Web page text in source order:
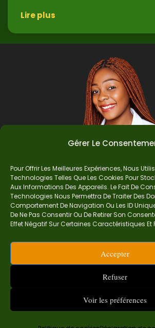
Gérer Le
Pour Offrir Les Meilleures Expériences, Nous
Technologies Telles Que Les Cookies Pour
Aux Informations Des Appareils. Le Fait De
Technologies Nous Permettra De Traiter Des
Comportement De Navigation Ou Les ID
De Ne Pas Consentir Ou De Retirer Son
Effet Négatif Sur Certaines Caractéristiques Et
Accepter
Refuser
Voir les préférences
Lire plus
Auteur
Je suis Madame Mba, une
mes épreuves, documents
astuces et conseils pour t’aider à
468 359